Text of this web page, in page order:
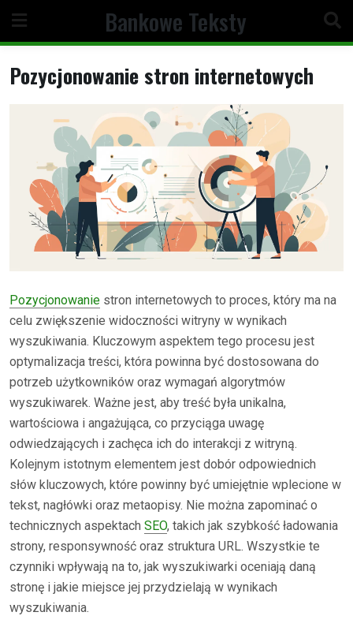
content
Bankowe Teksty
Pozycjonowanie stron internetowych
Pozycjonowanie stron internetowych to proces, który ma na
celu zwiększenie widoczności witryny w wynikach
wyszukiwania. Kluczowym aspektem tego procesu jest
optymalizacja treści, która powinna być dostosowana do
potrzeb użytkowników oraz wymagań algorytmów
wyszukiwarek. Ważne jest, aby treść była unikalna,
wartościowa i angażująca, co przyciąga uwagę
odwiedzających i zachęca ich do interakcji z witryną.
Kolejnym istotnym elementem jest dobór odpowiednich
słów kluczowych, które powinny być umiejętnie wplecione w
tekst, nagłówki oraz metaopisy. Nie można zapominać o
technicznych aspektach SEO, takich jak szybkość ładowania
strony, responsywność oraz struktura URL. Wszystkie te
czynniki wpływają na to, jak wyszukiwarki oceniają daną
stronę i jakie miejsce jej przydzielają w wynikach
wyszukiwania.